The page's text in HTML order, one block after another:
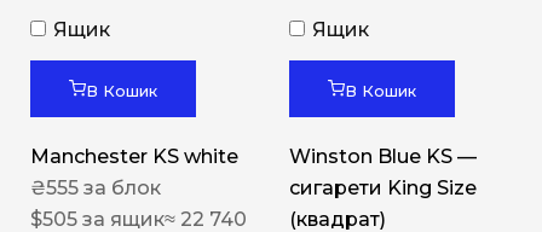
Ящик
В Кошик
Manchester KS white
₴555 за блок
$505 за ящик≈ 22 740
Ящик
В Кошик
Winston Blue KS —
сигарети King Size
(квадрат)